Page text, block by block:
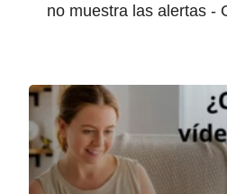
no muestra las alertas -